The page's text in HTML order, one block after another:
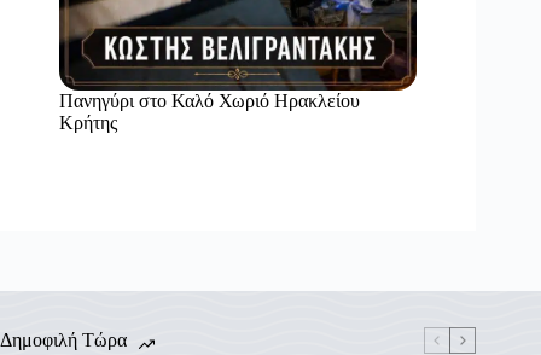
Πανηγύρι στο Καλό Χωριό Ηρακλείου
Κρήτης
Δημοφιλή Τώρα